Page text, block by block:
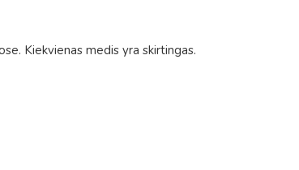
Kiekvienas medis yra skirtingas.